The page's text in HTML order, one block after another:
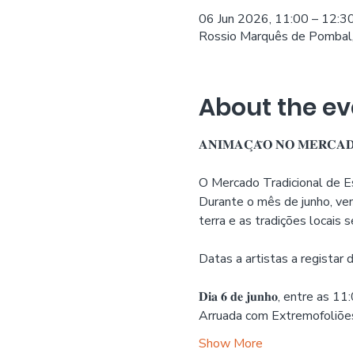
06 Jun 2026, 11:00 –
Rossio Marquês de
About the
𝐀𝐍𝐈𝐌𝐀𝐂̧𝐀̃𝐎 𝐍𝐎
O Mercado Tradicional de
Durante o mês de junho,
terra e as tradições locais
Datas a artistas a registar
𝐃𝐢𝐚 𝟔 𝐝𝐞 𝐣𝐮𝐧𝐡𝐨, entre as
Arruada com
Show More